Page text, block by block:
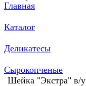
Главная
Каталог
Деликатесы
Сырокопченые
Шейка "Экстра" в/у